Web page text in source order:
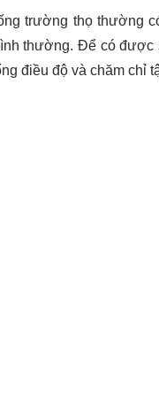
trường thọ thường
thường. Để có được
điều độ và chăm chỉ